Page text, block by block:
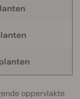
oppervlakte